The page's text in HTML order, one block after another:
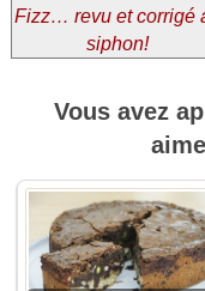
Fizz… revu et corrigé
siphon!
Vous avez